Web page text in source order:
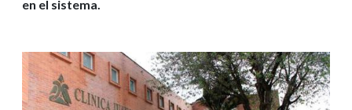
en el sistema.